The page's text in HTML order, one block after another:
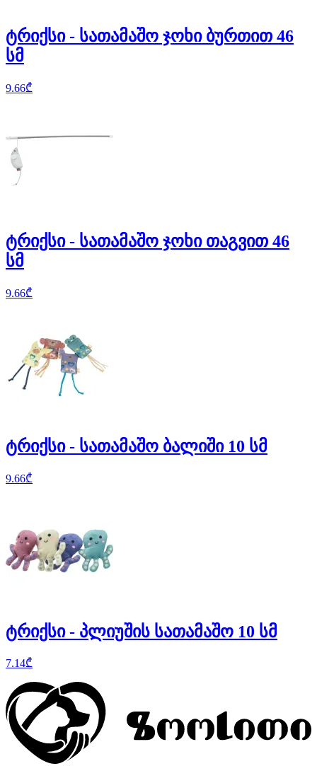
ტრიქსი - სათამაშო ჯოხი ბურთით 46
სმ
9.66₾
ტრიქსი - სათამაშო ჯოხი თაგვით 46
სმ
9.66₾
ტრიქსი - სათამაშო ბალიში 10 სმ
9.66₾
ტრიქსი - პლიუშის სათამაშო 10 სმ
7.14₾